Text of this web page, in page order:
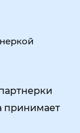
принимает